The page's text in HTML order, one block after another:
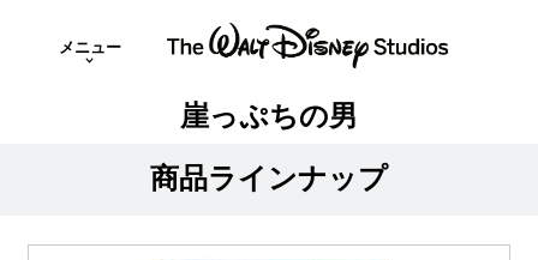
メニュー
崖っぷちの男
商品ラインナップ